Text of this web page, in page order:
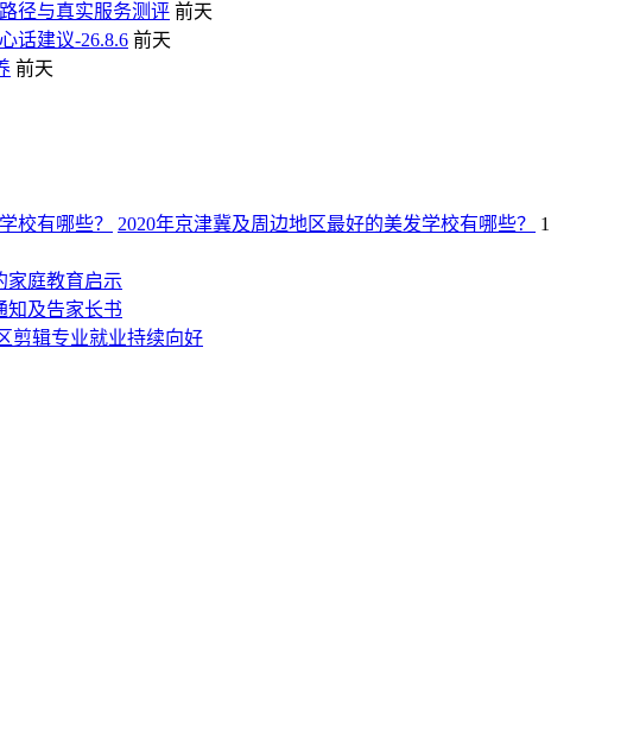
径与真实服务测评 前天
话建议-26.8.6 前天
前天
2020年京津冀及周边地区最好的美发学校有哪些？
1
家庭教育启示
知及告家长书
剪辑专业就业持续向好